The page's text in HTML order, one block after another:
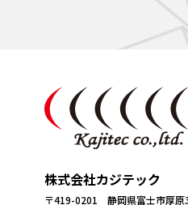
株式会社カジテック
〒419-0201 静岡県富士市厚原